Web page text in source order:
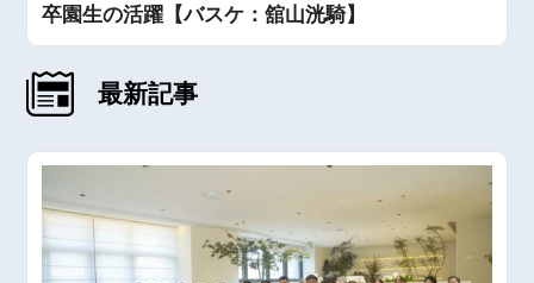
卒園生の活躍【バスケ：舘山洸騎】
最新記事